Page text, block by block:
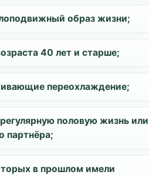
образ жизни;
40 лет и старше;
переохлаждение;
половую жизнь или
партнёра;
в прошлом имели